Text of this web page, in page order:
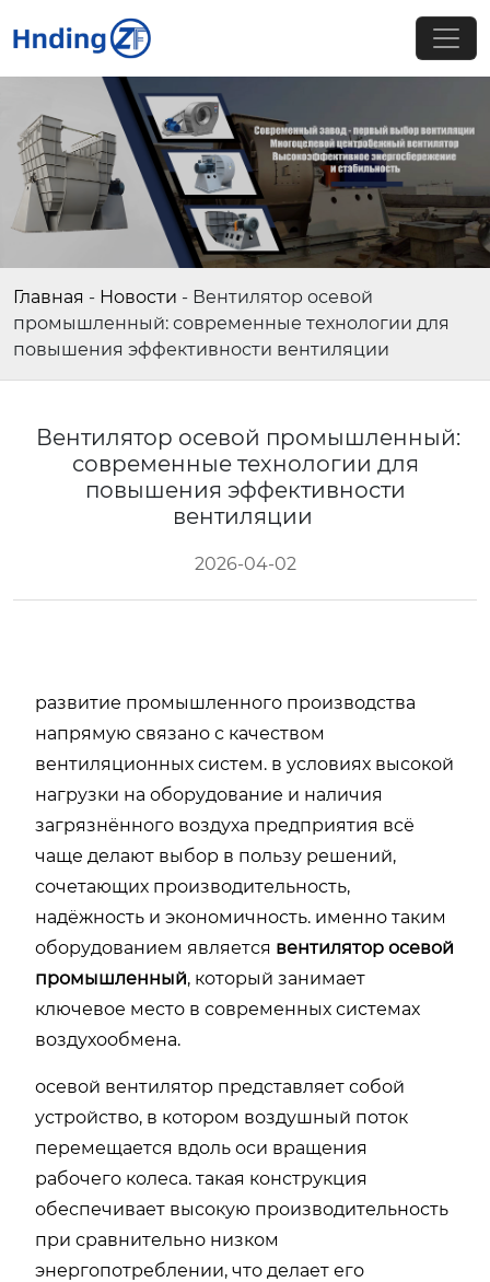
Главная - Новости - Вентилятор осевой
промышленный: современные технологии для
повышения эффективности вентиляции
Вентилятор осевой промышленный:
современные технологии для
повышения эффективности
вентиляции
2026-04-02
развитие промышленного производства
напрямую связано с качеством
вентиляционных систем. в условиях высокой
нагрузки на оборудование и наличия
загрязнённого воздуха предприятия всё
чаще делают выбор в пользу решений,
сочетающих производительность,
надёжность и экономичность. именно таким
оборудованием является вентилятор осевой
промышленный, который занимает
ключевое место в современных системах
воздухообмена.
осевой вентилятор представляет собой
устройство, в котором воздушный поток
перемещается вдоль оси вращения
рабочего колеса. такая конструкция
обеспечивает высокую производительность
при сравнительно низком
энергопотреблении, что делает его